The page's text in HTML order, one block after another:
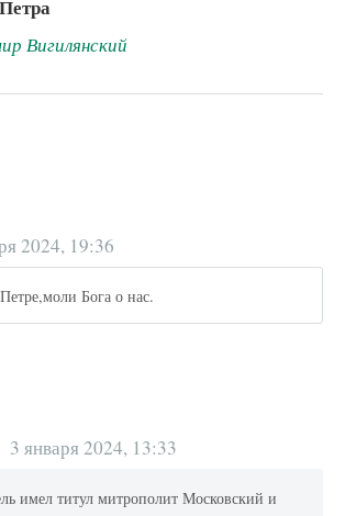
Вигилянский
2024, 19:36
Бога о нас.
3 января 2024, 13:33
имел титул митрополит Московский и